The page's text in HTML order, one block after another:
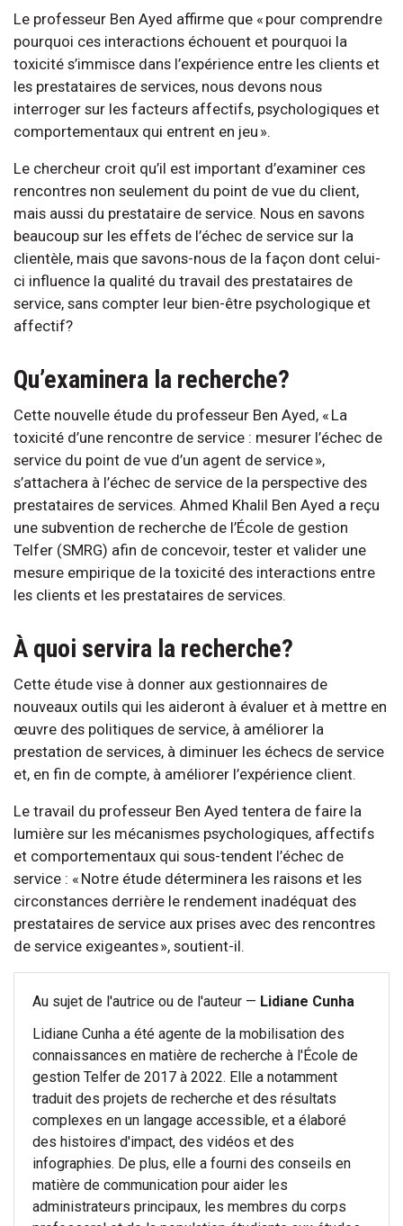
Le professeur Ben Ayed affirme que « pour comprendre
pourquoi ces interactions échouent et pourquoi la
toxicité s’immisce dans l’expérience entre les clients et
les prestataires de services, nous devons nous
interroger sur les facteurs affectifs, psychologiques et
comportementaux qui entrent en jeu ».
Le chercheur croit qu’il est important d’examiner ces
rencontres non seulement du point de vue du client,
mais aussi du prestataire de service. Nous en savons
beaucoup sur les effets de l’échec de service sur la
clientèle, mais que savons-nous de la façon dont celui-
ci influence la qualité du travail des prestataires de
service, sans compter leur bien-être psychologique et
affectif?
Qu’examinera la recherche?
Cette nouvelle étude du professeur Ben Ayed, « La
toxicité d’une rencontre de service : mesurer l’échec de
service du point de vue d’un agent de service »,
s’attachera à l’échec de service de la perspective des
prestataires de services. Ahmed Khalil Ben Ayed a reçu
une subvention de recherche de l’École de gestion
Telfer (SMRG) afin de concevoir, tester et valider une
mesure empirique de la toxicité des interactions entre
les clients et les prestataires de services.
À quoi servira la recherche?
Cette étude vise à donner aux gestionnaires de
nouveaux outils qui les aideront à évaluer et à mettre en
œuvre des politiques de service, à améliorer la
prestation de services, à diminuer les échecs de service
et, en fin de compte, à améliorer l’expérience client.
Le travail du professeur Ben Ayed tentera de faire la
lumière sur les mécanismes psychologiques, affectifs
et comportementaux qui sous-tendent l’échec de
service : « Notre étude déterminera les raisons et les
circonstances derrière le rendement inadéquat des
prestataires de service aux prises avec des rencontres
de service exigeantes », soutient-il.
Au sujet de l'autrice ou de l'auteur — Lidiane Cunha
Lidiane Cunha a été agente de la mobilisation des
connaissances en matière de recherche à l'École de
gestion Telfer de 2017 à 2022. Elle a notamment
traduit des projets de recherche et des résultats
complexes en un langage accessible, et a élaboré
des histoires d'impact, des vidéos et des
infographies. De plus, elle a fourni des conseils en
matière de communication pour aider les
administrateurs principaux, les membres du corps